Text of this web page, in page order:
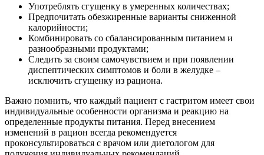
Употреблять сгущенку в умеренных количествах;
Предпочитать обезжиренные варианты сниженной
калорийности;
Комбинировать со сбалансированным питанием и
разнообразными продуктами;
Следить за своим самочувствием и при появлении
диспептических симптомов и боли в желудке –
исключить сгущенку из рациона.
Важно помнить, что каждый пациент с гастритом имеет свои
индивидуальные особенности организма и реакцию на
определенные продукты питания. Перед внесением
изменений в рацион всегда рекомендуется
проконсультироваться с врачом или диетологом для